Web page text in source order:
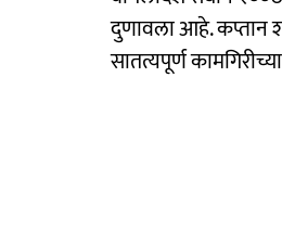
दुणावला आहे. कप्तान
सातत्यपूर्ण